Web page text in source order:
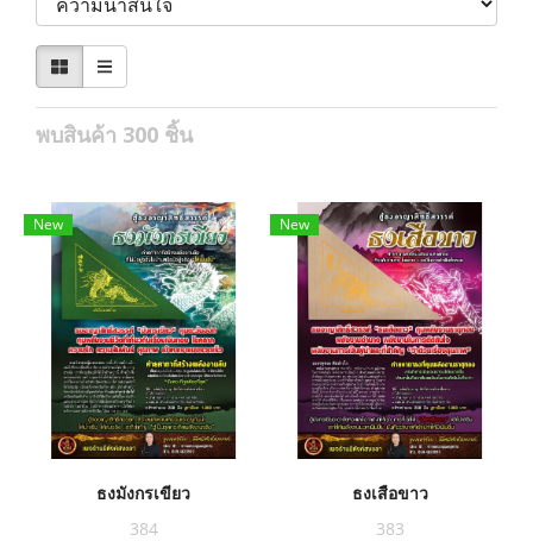
พบสินค้า 300 ชิ้น
New
ธงมังกรเขียว
384
New
ธงเสือขาว
383